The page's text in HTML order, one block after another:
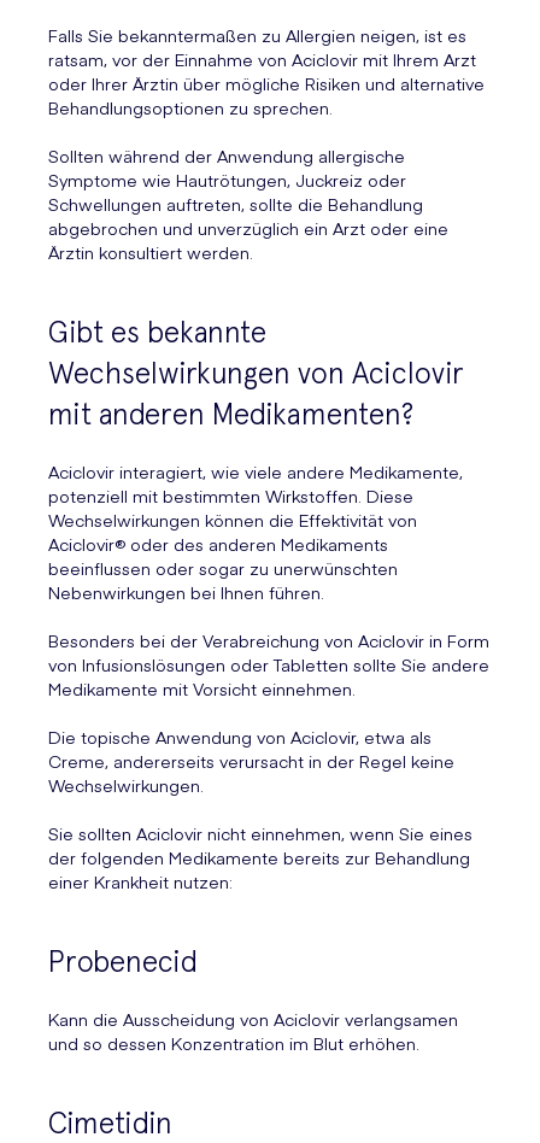
Falls Sie bekanntermaßen zu Allergien neigen, ist es
ratsam, vor der Einnahme von Aciclovir mit Ihrem Arzt
oder Ihrer Ärztin über mögliche Risiken und alternative
Behandlungsoptionen zu sprechen.
Sollten während der Anwendung allergische
Symptome wie Hautrötungen, Juckreiz oder
Schwellungen auftreten, sollte die Behandlung
abgebrochen und unverzüglich ein Arzt oder eine
Ärztin konsultiert werden.
Gibt es bekannte
Wechselwirkungen von Aciclovir
mit anderen Medikamenten?
Aciclovir interagiert, wie viele andere Medikamente,
potenziell mit bestimmten Wirkstoffen. Diese
Wechselwirkungen können die Effektivität von
Aciclovir® oder des anderen Medikaments
beeinflussen oder sogar zu unerwünschten
Nebenwirkungen bei Ihnen führen.
Besonders bei der Verabreichung von Aciclovir in Form
von Infusionslösungen oder Tabletten sollte Sie andere
Medikamente mit Vorsicht einnehmen.
Die topische Anwendung von Aciclovir, etwa als
Creme, andererseits verursacht in der Regel keine
Wechselwirkungen.
Sie sollten Aciclovir nicht einnehmen, wenn Sie eines
der folgenden Medikamente bereits zur Behandlung
einer Krankheit nutzen:
Probenecid
Kann die Ausscheidung von Aciclovir verlangsamen
und so dessen Konzentration im Blut erhöhen.
Cimetidin